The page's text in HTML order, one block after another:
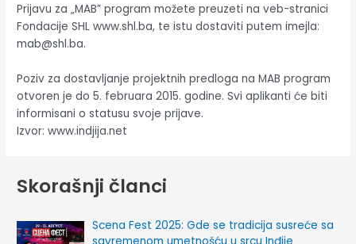
Prijavu za „MAB” program možete preuzeti na veb-stranici
Fondacije SHL www.shl.ba, te istu dostaviti putem imejla:
mab@shl.ba.
Poziv za dostavljanje projektnih predloga na MAB program
otvoren je do 5. februara 2015. godine. Svi aplikanti će biti
informisani o statusu svoje prijave.
Izvor: www.indjija.net
Skorašnji članci
Scena Fest 2025: Gde se tradicija susreće sa